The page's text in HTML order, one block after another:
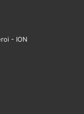
- ION